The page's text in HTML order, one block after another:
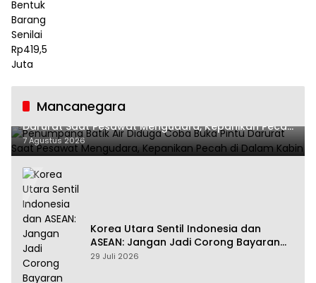
Mancanegara
Penumpang Batik Air Diduga Coba Buka Pintu
Darurat Saat Pesawat Mengudara, Kepanikan Pecah
di Dalam Kabin
7 Agustus 2026
Korea Utara Sentil Indonesia dan
ASEAN: Jangan Jadi Corong Bayaran
Amerika Serikat
29 Juli 2026